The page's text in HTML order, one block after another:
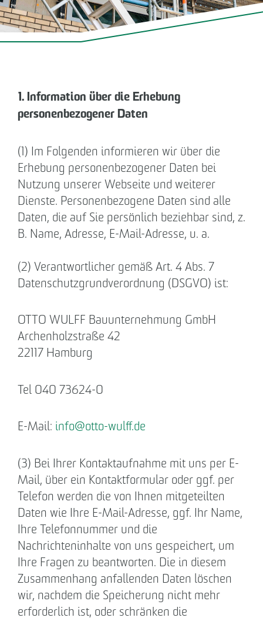
MIETEN/VERWALTEN
BETREIBEN
KARRIERE
KONTAKT
NACHHALTIGKEITSBERICHT
Geschäftspartner werden
Downloads
Impressum
Datenschutz
Barrierefreiheitserklärung
1. Information über die Erhebung
personenbezogener Daten
(1) Im Folgenden informieren wir über die
Erhebung personenbezogener Daten bei
Nutzung unserer Webseite und weiterer
Dienste. Personenbezogene Daten sind alle
Daten, die auf Sie persönlich beziehbar sind, z.
B. Name, Adresse, E-Mail-Adresse, u. a.
(2) Verantwortlicher gemäß Art. 4 Abs. 7
Datenschutzgrundverordnung (DSGVO) ist:
OTTO WULFF Bauunternehmung GmbH
Archenholzstraße 42
22117 Hamburg
Tel 040 73624-0
E-Mail: info@otto-wulff.de
(3) Bei Ihrer Kontaktaufnahme mit uns per E-
Mail, über ein Kontaktformular oder ggf. per
Telefon werden die von Ihnen mitgeteilten
Daten wie Ihre E-Mail-Adresse, ggf. Ihr Name,
Ihre Telefonnummer und die
Nachrichteninhalte von uns gespeichert, um
Ihre Fragen zu beantworten. Die in diesem
Zusammenhang anfallenden Daten löschen
wir, nachdem die Speicherung nicht mehr
erforderlich ist, oder schränken die